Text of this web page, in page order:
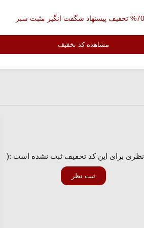
مشاهده کد تخفیف
نظری برای این کد تخفیف ثبت نشده است :(
ثبت نظر